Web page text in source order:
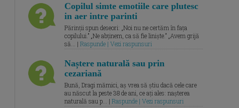
Copilul simte emotiile care plutesc
in aer intre parinti
Părinții spun deseori: „Noi nu ne certăm în fața
copilului.” „Ne abținem, ca să fie liniște.” „Avem grijă
să... | Raspunde | Vezi raspunsuri
Naștere naturală sau prin
cezariană
Bună, Dragi mămici, aș vrea să știu dacă cele care
au născut la peste 38 de ani, ce ați ales: nașterea
naturală sau p... | Raspunde | Vezi raspunsuri